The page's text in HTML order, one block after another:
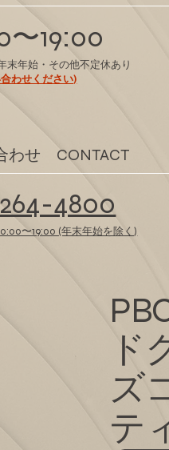
〜19:00
年始・その他不定休あり
わせください)
わせ CONTACT
4800
〜19:00 (年末年始を除く)
ド
ズ
テ